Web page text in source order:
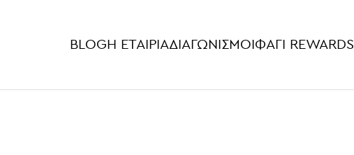
BLOGΗ ΕΤΑΙΡΊΑΔΙΑΓΩΝΙΣΜΟΊΦΑΓΊ REWARDS